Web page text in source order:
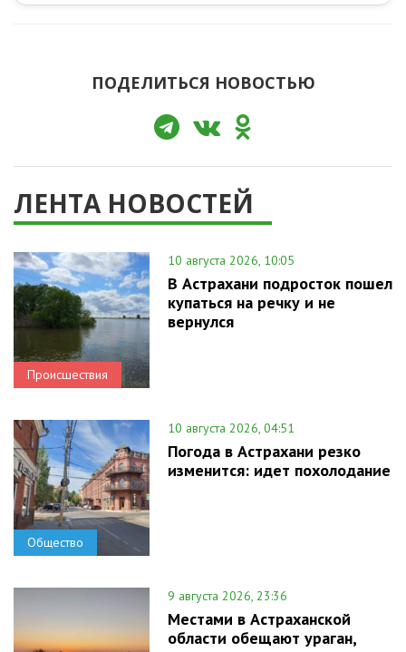
ПОДЕЛИТЬСЯ НОВОСТЬЮ
ЛЕНТА НОВОСТЕЙ
Происшествия
10 августа 2026, 10:05
В Астрахани подросток пошел
купаться на речку и не
вернулся
Общество
10 августа 2026, 04:51
Погода в Астрахани резко
изменится: идет похолодание
9 августа 2026, 23:36
Местами в Астраханской
области обещают ураган,